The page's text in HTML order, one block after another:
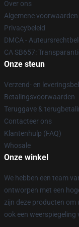
Over ons
Algemene voorwaarden
Privacybeleid
DMCA -
CA SB657:
Onze steun
Verzend- en
Betalingsvoorwaarden
Teruggave &
Contacteer ons
Klantenhulp (FAQ)
Whosale
Onze winkel
We hebben een team
ontworpen met een
zijn deze producten om
ook een weerspiegeling